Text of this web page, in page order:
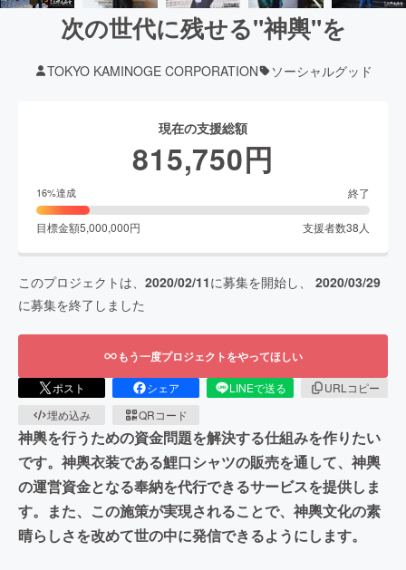
次の世代に残せる"神輿"を
TOKYO KAMINOGE CORPORATION ソーシャルグッド
現在の支援総額
815,750円
16%達成 終了
目標金額5,000,000円 支援者数38 人
このプロジェクトは、 2020/02/11に募集を開始し、 2020/03/29
に募集を終了しました
もう一度プロジェクトをやってほしい
ポスト シェア LINEで送る
URLコピー
埋め込み
QRコード
神輿を行うための資金問題を解決する仕組みを作りたい
です。神輿衣装である鯉口シャツの販売を通して、神輿
の運営資金となる奉納を代行できるサービスを提供しま
す。また、この施策が実現されることで、神輿文化の素
晴らしさを改めて世の中に発信できるようにします。